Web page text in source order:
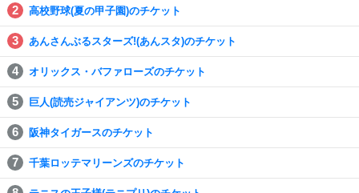
高校野球(夏の甲子園)のチケット
あんさんぶるスターズ!(あんスタ)のチケット
オリックス・バファローズのチケット
巨人(読売ジャイアンツ)のチケット
阪神タイガースのチケット
千葉ロッテマリーンズのチケット